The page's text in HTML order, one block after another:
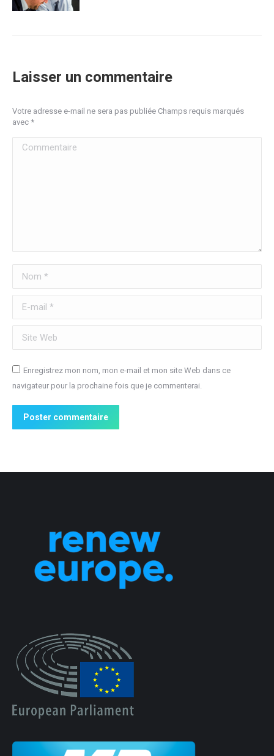
Laisser un commentaire
Votre adresse e-mail ne sera pas publiée Champs requis marqués
avec *
Commentaire
Nom *
E-mail *
Site Web
Enregistrez mon nom, mon e-mail et mon site Web dans ce
navigateur pour la prochaine fois que je commenterai.
Poster commentaire